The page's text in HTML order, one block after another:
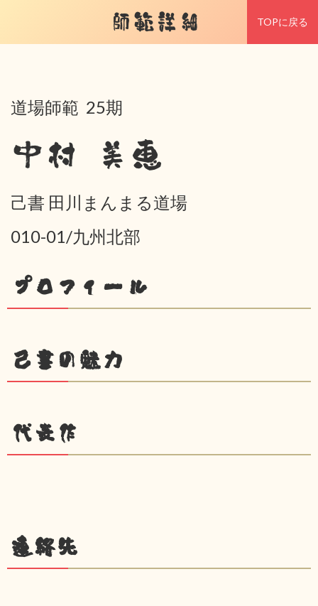
師範詳細 TOPに戻る
道場師範 25期
中村 美恵
己書 田川まんまる道場
010-01/九州北部
プロフィール
己書の魅力
代表作
連絡先